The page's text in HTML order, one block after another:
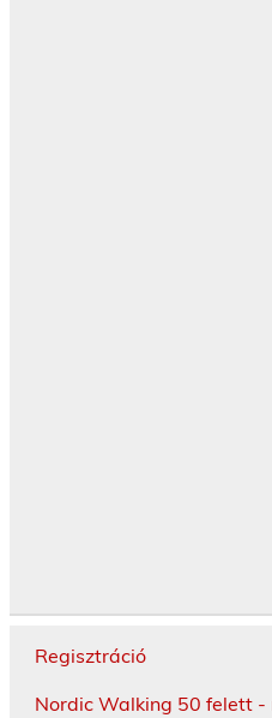
Regisztráció
Nordic Walking 50 felett -